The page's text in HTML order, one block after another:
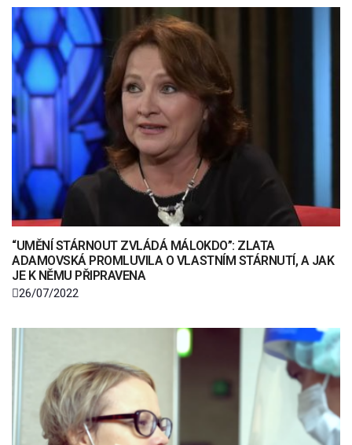
“UMĚNÍ STÁRNOUT ZVLÁDÁ MÁLOKDO”: ZLATA
ADAMOVSKÁ PROMLUVILA O VLASTNÍM STÁRNUTÍ, A JAK
JE K NĚMU PŘIPRAVENA
26/07/2022